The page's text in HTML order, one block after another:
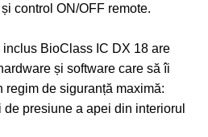
control ON/OFF remote.
BioClass IC DX 18 are
și software care să îi
regim de siguranță maximă:
presiune a apei din interiorul